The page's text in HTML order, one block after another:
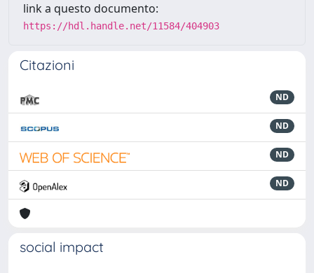
link a questo documento:
https://hdl.handle.net/11584/404903
Citazioni
ND
ND
ND
ND
social impact